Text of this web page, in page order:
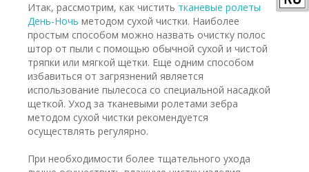
Итак, рассмотрим, как чистить тканевые ролеты
День-Ночь методом сухой чистки. Наиболее
простым способом можно назвать очистку полос
штор от пыли с помощью обычной сухой и чистой
тряпки или мягкой щетки. Еще одним способом
избавиться от загрязнений является
использование пылесоса со специальной насадкой
щеткой. Уход за тканевыми ролетами зебра
методом сухой чистки рекомендуется
осуществлять регулярно.
При необходимости более тщательного ухода